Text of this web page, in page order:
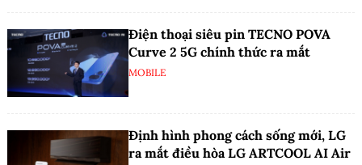
Điện thoại siêu pin TECNO POVA
Curve 2 5G chính thức ra mắt
MOBILE
Định hình phong cách sống mới, LG
ra mắt điều hòa LG ARTCOOL AI Air